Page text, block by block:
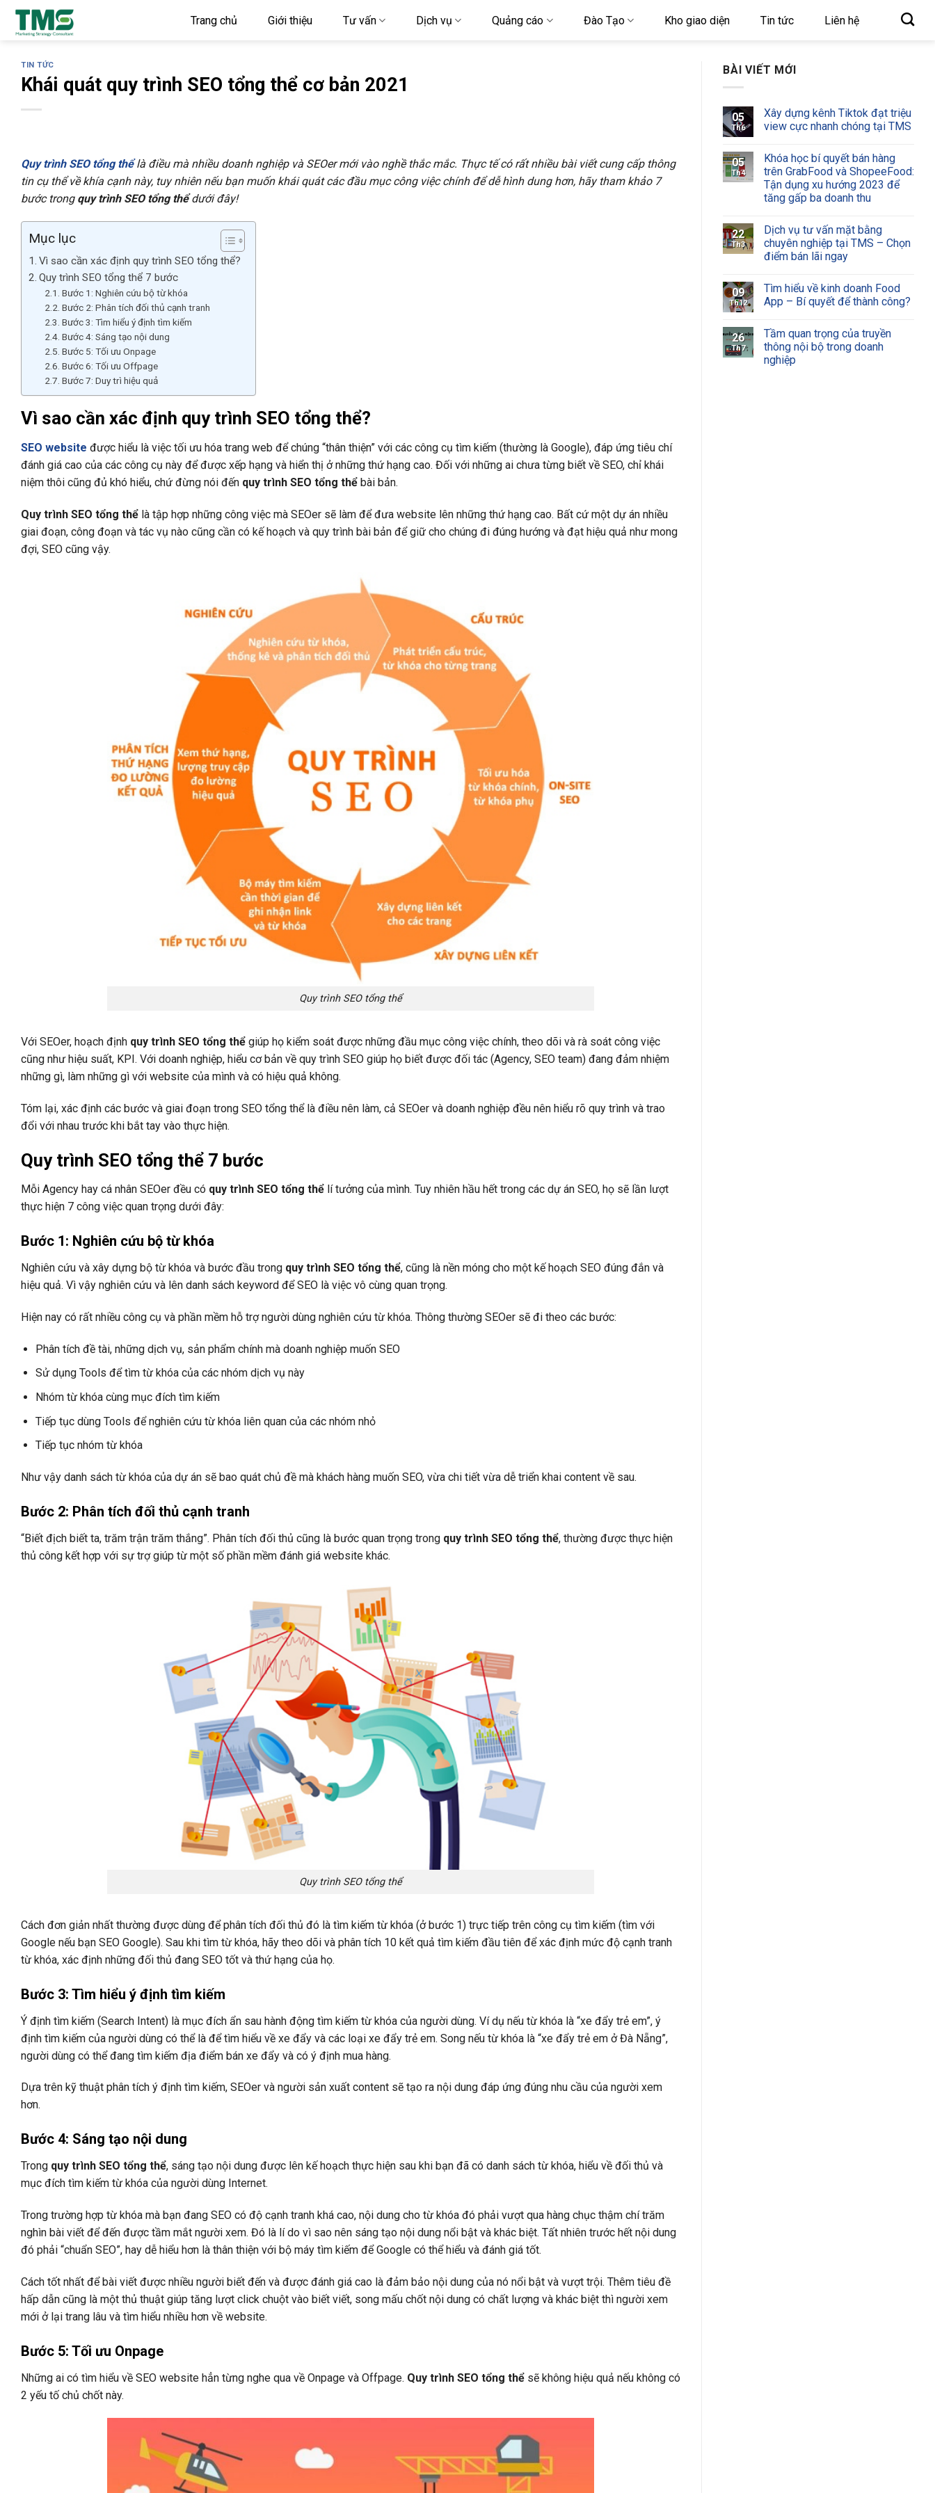
Skip
Trang chủ Giới thiệu Tư vấn Dịch vụ Quảng cáo Đào Tạo Kho giao diện Tin tức Liên hệ
TIN TỨC
Khái quát quy trình SEO tổng thể cơ bản 2021
Quy trình SEO tổng thểlà điều mà nhiều doanh nghiệp và SEOer mới vào nghề thắc mắc. Thực tế có rất nhiều bài viết cung cấp thông
tin cụ thể về khía cạnh này, tuy nhiên nếu bạn muốn khái quát các đầu mục công việc chính để dễ hình dung hơn, hãy tham khảo 7
bước trong quy trình SEO tổng thểdưới đây!
Mục lục
Vì sao cần xác định quy trình SEO tổng thể?
Quy trình SEO tổng thể 7 bước
Bước 1: Nghiên cứu bộ từ khóa
Bước 2: Phân tích đối thủ cạnh tranh
Bước 3: Tìm hiểu ý định tìm kiếm
Bước 4: Sáng tạo nội dung
Bước 5: Tối ưu Onpage
Bước 6: Tối ưu Offpage
Bước 7: Duy trì hiệu quả
Vì sao cần xác định quy trình SEO tổng thể?
SEO website được hiểu là việc tối ưu hóa trang web để chúng “thân thiện” với các công cụ tìm kiếm (thường là Google), đáp ứng tiêu chí
đánh giá cao của các công cụ này để được xếp hạng và hiển thị ở những thứ hạng cao. Đối với những ai chưa từng biết về SEO, chỉ khái
niệm thôi cũng đủ khó hiểu, chứ đừng nói đến quy trình SEO tổng thể bài bản.
Quy trình SEO tổng thể là tập hợp những công việc mà SEOer sẽ làm để đưa website lên những thứ hạng cao. Bất cứ một dự án nhiều
giai đoạn, công đoạn và tác vụ nào cũng cần có kế hoạch và quy trình bài bản để giữ cho chúng đi đúng hướng và đạt hiệu quả như mong
đợi, SEO cũng vậy.
Quy trình SEO tổng thể
Với SEOer, hoạch định quy trình SEO tổng thể giúp họ kiểm soát được những đầu mục công việc chính, theo dõi và rà soát công việc
cũng như hiệu suất, KPI. Với doanh nghiệp, hiểu cơ bản về quy trình SEO giúp họ biết được đối tác (Agency, SEO team) đang đảm nhiệm
những gì, làm những gì với website của mình và có hiệu quả không.
Tóm lại, xác định các bước và giai đoạn trong SEO tổng thể là điều nên làm, cả SEOer và doanh nghiệp đều nên hiểu rõ quy trình và trao
đổi với nhau trước khi bắt tay vào thực hiện.
Quy trình SEO tổng thể 7 bước
Mỗi Agency hay cá nhân SEOer đều có quy trình SEO tổng thể lí tưởng của mình. Tuy nhiên hầu hết trong các dự án SEO, họ sẽ lần lượt
thực hiện 7 công việc quan trọng dưới đây:
Bước 1: Nghiên cứu bộ từ khóa
Nghiên cứu và xây dựng bộ từ khóa và bước đầu trong quy trình SEO tổng thể, cũng là nền móng cho một kế hoạch SEO đúng đắn và
hiệu quả. Vì vậy nghiên cứu và lên danh sách keyword để SEO là việc vô cùng quan trọng.
Hiện nay có rất nhiều công cụ và phần mềm hỗ trợ người dùng nghiên cứu từ khóa. Thông thường SEOer sẽ đi theo các bước:
Phân tích đề tài, những dịch vụ, sản phẩm chính mà doanh nghiệp muốn SEO
Sử dụng Tools để tìm từ khóa của các nhóm dịch vụ này
Nhóm từ khóa cùng mục đích tìm kiếm
Tiếp tục dùng Tools để nghiên cứu từ khóa liên quan của các nhóm nhỏ
Tiếp tục nhóm từ khóa
Như vậy danh sách từ khóa của dự án sẽ bao quát chủ đề mà khách hàng muốn SEO, vừa chi tiết vừa dễ triển khai content về sau.
Bước 2: Phân tích đối thủ cạnh tranh
“Biết địch biết ta, trăm trận trăm thắng”. Phân tích đối thủ cũng là bước quan trọng trong quy trình SEO tổng thể, thường được thực hiện
thủ công kết hợp với sự trợ giúp từ một số phần mềm đánh giá website khác.
Quy trình SEO tổng thể
Cách đơn giản nhất thường được dùng để phân tích đối thủ đó là tìm kiếm từ khóa (ở bước 1) trực tiếp trên công cụ tìm kiếm (tìm với
Google nếu bạn SEO Google). Sau khi tìm từ khóa, hãy theo dõi và phân tích 10 kết quả tìm kiếm đầu tiên để xác định mức độ cạnh tranh
từ khóa, xác định những đối thủ đang SEO tốt và thứ hạng của họ.
Bước 3: Tìm hiểu ý định tìm kiếm
Ý định tìm kiếm (Search Intent) là mục đích ẩn sau hành động tìm kiếm từ khóa của người dùng. Ví dụ nếu từ khóa là “xe đẩy trẻ em”, ý
định tìm kiếm của người dùng có thể là để tìm hiểu về xe đẩy và các loại xe đẩy trẻ em. Song nếu từ khóa là “xe đẩy trẻ em ở Đà Nẵng”,
người dùng có thể đang tìm kiếm địa điểm bán xe đẩy và có ý định mua hàng.
Dựa trên kỹ thuật phân tích ý định tìm kiếm, SEOer và người sản xuất content sẽ tạo ra nội dung đáp ứng đúng nhu cầu của người xem
hơn.
Bước 4: Sáng tạo nội dung
Trong quy trình SEO tổng thể, sáng tạo nội dung được lên kế hoạch thực hiện sau khi bạn đã có danh sách từ khóa, hiểu về đối thủ và
mục đích tìm kiếm từ khóa của người dùng Internet.
Trong trường hợp từ khóa mà bạn đang SEO có độ cạnh tranh khá cao, nội dung cho từ khóa đó phải vượt qua hàng chục thậm chí trăm
nghìn bài viết để đến được tầm mắt người xem. Đó là lí do vì sao nên sáng tạo nội dung nổi bật và khác biệt. Tất nhiên trước hết nội dung
đó phải “chuẩn SEO”, hay dễ hiểu hơn là thân thiện với bộ máy tìm kiếm để Google có thể hiểu và đánh giá tốt.
Cách tốt nhất để bài viết được nhiều người biết đến và được đánh giá cao là đảm bảo nội dung của nó nổi bật và vượt trội. Thêm tiêu đề
hấp dẫn cũng là một thủ thuật giúp tăng lượt click chuột vào biết viết, song mấu chốt nội dung có chất lượng và khác biệt thì người xem
mới ở lại trang lâu và tìm hiểu nhiều hơn về website.
Bước 5: Tối ưu Onpage
Những ai có tìm hiểu về SEO website hẳn từng nghe qua về Onpage và Offpage. Quy trình SEO tổng thể sẽ không hiệu quả nếu không có
2 yếu tố chủ chốt này.
BÀI VIẾT MỚI
05
Th6
Xây dựng kênh Tiktok đạt triệu
view cực nhanh chóng tại TMS
05
Th4
Khóa học bí quyết bán hàng
trên GrabFood và ShopeeFood:
Tận dụng xu hướng 2023 để
tăng gấp ba doanh thu
22
Th3
Dịch vụ tư vấn mặt bằng
chuyên nghiệp tại TMS – Chọn
điểm bán lãi ngay
09
Th12
Tìm hiểu về kinh doanh Food
App – Bí quyết để thành công?
26
Th7
Tầm quan trọng của truyền
thông nội bộ trong doanh
nghiệp